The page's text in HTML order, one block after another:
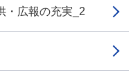
広報の充実_2